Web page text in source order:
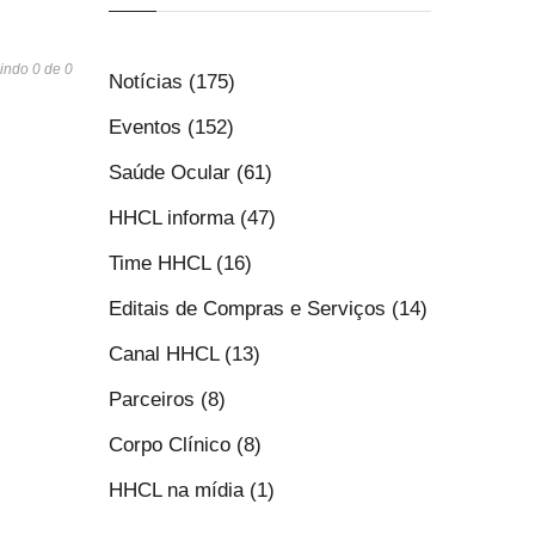
0 de 0
Notícias (175)
Eventos (152)
Saúde Ocular (61)
HHCL informa (47)
Time HHCL (16)
Editais de Compras e Serviços (14)
Canal HHCL (13)
Parceiros (8)
Corpo Clínico (8)
HHCL na mídia (1)